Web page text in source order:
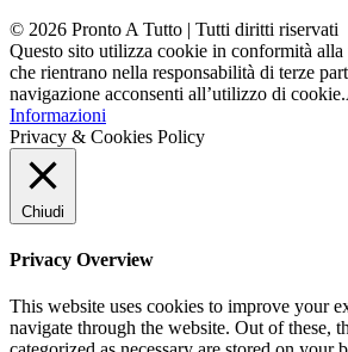
© 2026 Pronto A Tutto | Tutti diritti riservati
Questo sito utilizza cookie in conformità
che rientrano nella responsabilità di terze
navigazione acconsenti all’utilizzo di cookie.
Informazioni
Privacy & Cookies Policy
Chiudi
Privacy Overview
This website uses cookies to improve your
navigate through the website. Out of these,